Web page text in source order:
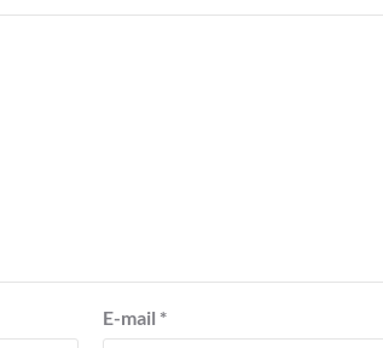
E-mail *